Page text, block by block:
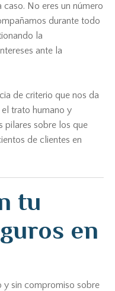
No eres un número
durante todo
la
ante la
de criterio que nos da
trato humano y
pilares sobre los que
de clientes en
tu
en
y sin compromiso sobre